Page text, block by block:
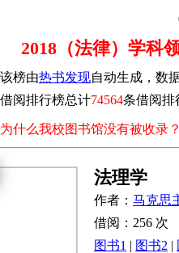
2018（法律）学科
该榜由热书发现自动生成，数
阅排行榜总计74564条借阅排
为什么我校图书馆没有被收录？
法理学
作者： 马克思
借阅：256 次
图书1 | 图书2 |